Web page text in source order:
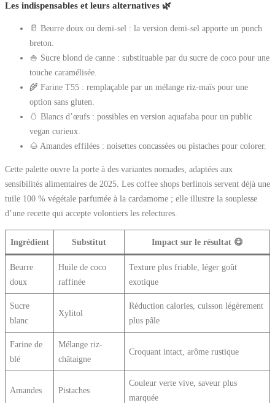
Les indispensables et leurs alternatives 🌿
🥛 Beurre doux ou demi-sel : la version demi-sel apporte un punch
breton.
🍚 Sucre blond de canne : substituable par du sucre de coco pour une
touche caramélisée.
🌾 Farine T55 : remplaçable par un mélange riz-maïs pour une
option sans gluten.
🥚 Blancs d’œufs : possibles en version aquafaba pour un public
vegan curieux.
🌰 Amandes effilées : noisettes concassées ou pistaches pour colorer.
Cette palette ouvre la porte à des variantes nomades, adaptées aux
sensibilités alimentaires de 2025. Les coffee shops berlinois servent déjà une
tuile 100 % végétale parfumée à la cardamome ; elle illustre la souplesse
d’une recette qui accepte volontiers les relectures.
Ingrédient Substitut Impact sur le résultat 😋
Beurre
doux
Huile de coco
raffinée
Texture plus friable, léger goût
exotique
Sucre
blanc
Xylitol
Réduction calories, cuisson légèrement
plus pâle
Farine de
blé
Mélange riz-
châtaigne
Croquant intact, arôme rustique
Amandes Pistaches
Couleur verte vive, saveur plus
marquée